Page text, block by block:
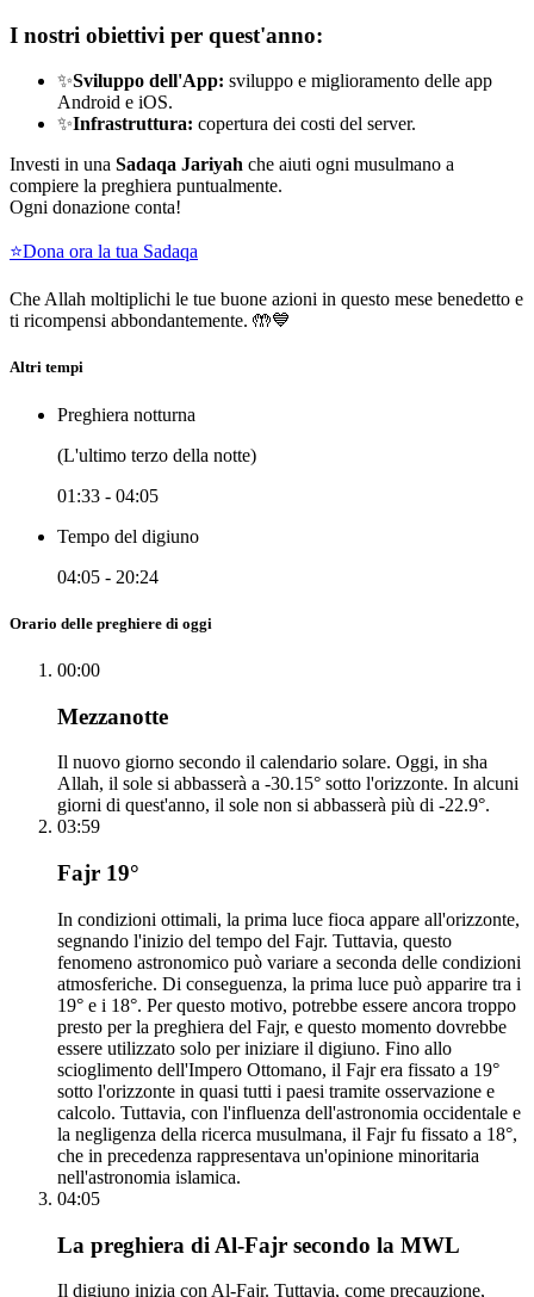
I nostri obiettivi per quest'anno:
✨Sviluppo dell'App: sviluppo e miglioramento delle app
Android e iOS.
✨Infrastruttura: copertura dei costi del server.
Investi in una Sadaqa Jariyah che aiuti ogni musulmano a
compiere la preghiera puntualmente.
Ogni donazione conta!
⭐Dona ora la tua Sadaqa
Che Allah moltiplichi le tue buone azioni in questo mese benedetto e
ti ricompensi abbondantemente. 🤲💙
Altri tempi
Preghiera notturna
(L'ultimo terzo della notte)
01:33 - 04:05
Tempo del digiuno
04:05 - 20:24
Orario delle preghiere di oggi
00:00
Mezzanotte
Il nuovo giorno secondo il calendario solare. Oggi, in sha
Allah, il sole si abbasserà a -30.15° sotto l'orizzonte. In alcuni
giorni di quest'anno, il sole non si abbasserà più di -22.9°.
03:59
Fajr 19°
In condizioni ottimali, la prima luce fioca appare all'orizzonte,
segnando l'inizio del tempo del Fajr. Tuttavia, questo
fenomeno astronomico può variare a seconda delle condizioni
atmosferiche. Di conseguenza, la prima luce può apparire tra i
19° e i 18°. Per questo motivo, potrebbe essere ancora troppo
presto per la preghiera del Fajr, e questo momento dovrebbe
essere utilizzato solo per iniziare il digiuno. Fino allo
scioglimento dell'Impero Ottomano, il Fajr era fissato a 19°
sotto l'orizzonte in quasi tutti i paesi tramite osservazione e
calcolo. Tuttavia, con l'influenza dell'astronomia occidentale e
la negligenza della ricerca musulmana, il Fajr fu fissato a 18°,
che in precedenza rappresentava un'opinione minoritaria
nell'astronomia islamica.
04:05
La preghiera di Al-Fajr secondo la MWL
Il digiuno inizia con Al-Fajr. Tuttavia, come precauzione,